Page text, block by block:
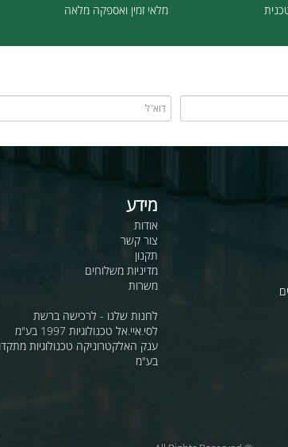
מלאי זמין ואספקה מלאה
מידע
אודות
צור קשר
מדיניות משלוחים
משרות
לחנות שלנו - לרכישה ברשת